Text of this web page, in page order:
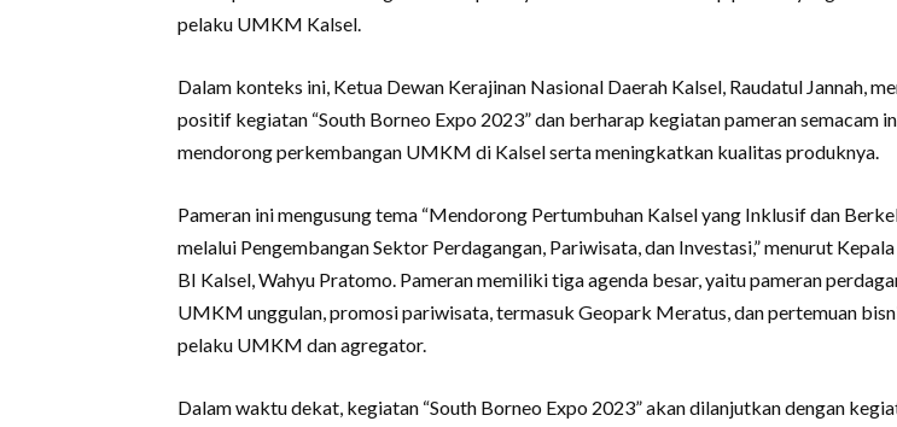
pelaku UMKM Kalsel.
Dalam konteks ini, Ketua Dewan Kerajinan Nasional Daerah Kalsel, Raudatul Jannah,
positif kegiatan “South Borneo Expo 2023” dan berharap kegiatan pameran semacam
mendorong perkembangan UMKM di Kalsel serta meningkatkan kualitas produknya.
Pameran ini mengusung tema “Mendorong Pertumbuhan Kalsel yang Inklusif dan
melalui Pengembangan Sektor Perdagangan, Pariwisata, dan Investasi,” menurut
BI Kalsel, Wahyu Pratomo. Pameran memiliki tiga agenda besar, yaitu pameran
UMKM unggulan, promosi pariwisata, termasuk Geopark Meratus, dan pertemuan
pelaku UMKM dan agregator.
Dalam waktu dekat, kegiatan “South Borneo Expo 2023” akan dilanjutkan dengan